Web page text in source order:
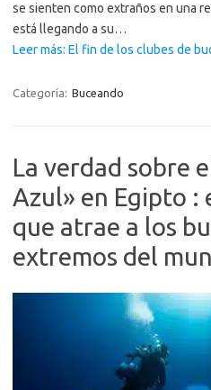
se sienten como extraños en una
está llegando a su…
Leer más: El fin de los clubes de
Categoría: Buceando
La verdad sobre
Azul» en Egipto :
que atrae a los
extremos del